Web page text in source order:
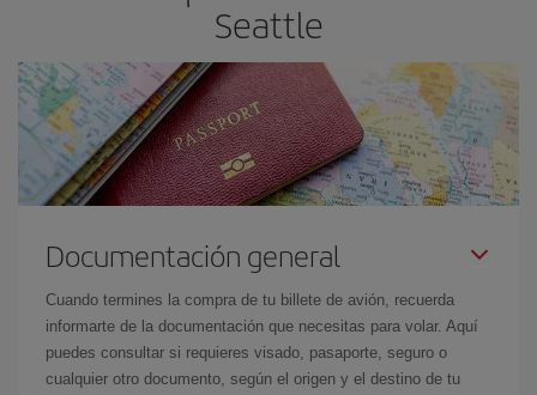
Seattle
Documentación general
Cuando termines la compra de tu billete de avión, recuerda
informarte de la documentación que necesitas para volar. Aquí
puedes consultar si requieres visado, pasaporte, seguro o
cualquier otro documento, según el origen y el destino de tu